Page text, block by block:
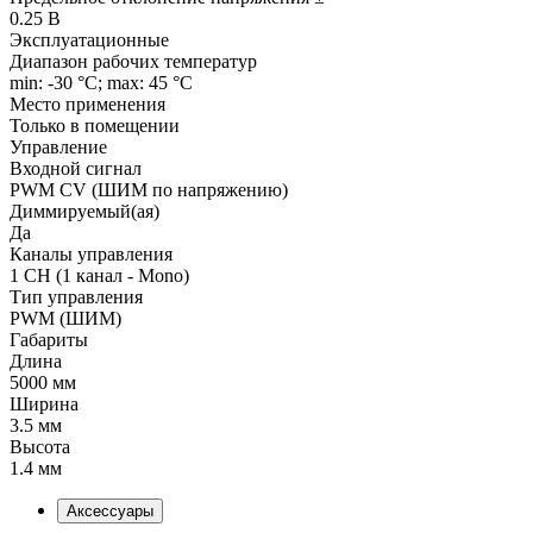
0.25 В
Эксплуатационные
Диапазон рабочих температур
min: -30 °C; max: 45 °C
Место применения
Только в помещении
Управление
Входной сигнал
PWM СV (ШИМ по напряжению)
Диммируемый(ая)
Да
Каналы управления
1 CH (1 канал - Mono)
Тип управления
PWM (ШИМ)
Габариты
Длина
5000 мм
Ширина
3.5 мм
Высота
1.4 мм
Аксессуары